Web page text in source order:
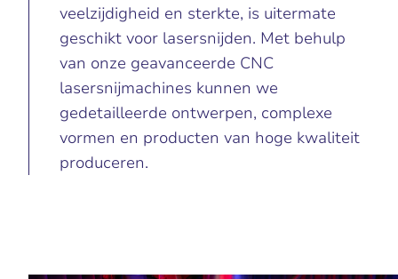
veelzijdigheid en sterkte, is uitermate
geschikt voor lasersnijden. Met behulp
van onze geavanceerde CNC
lasersnijmachines kunnen we
gedetailleerde ontwerpen, complexe
vormen en producten van hoge kwaliteit
produceren.